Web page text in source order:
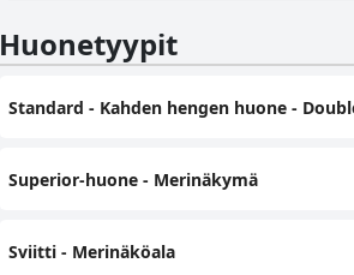
Huonetyypit
Standard - Kahden hengen huone -
Superior-huone - Merinäkymä
Sviitti - Merinäköala